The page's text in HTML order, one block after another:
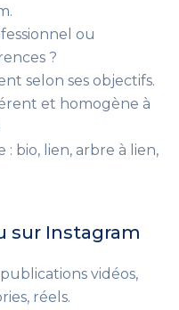
ou
?
selon ses objectifs.
et homogène à
bio, lien, arbre à lien,
sur Instagram
vidéos,
réels.